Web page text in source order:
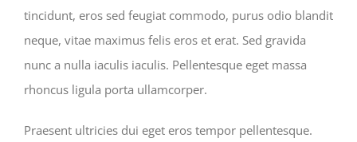
tincidunt, eros sed feugiat commodo, purus odio blandit
neque, vitae maximus felis eros et erat. Sed gravida
nunc a nulla iaculis iaculis. Pellentesque eget massa
rhoncus ligula porta ullamcorper.
Praesent ultricies dui eget eros tempor pellentesque.